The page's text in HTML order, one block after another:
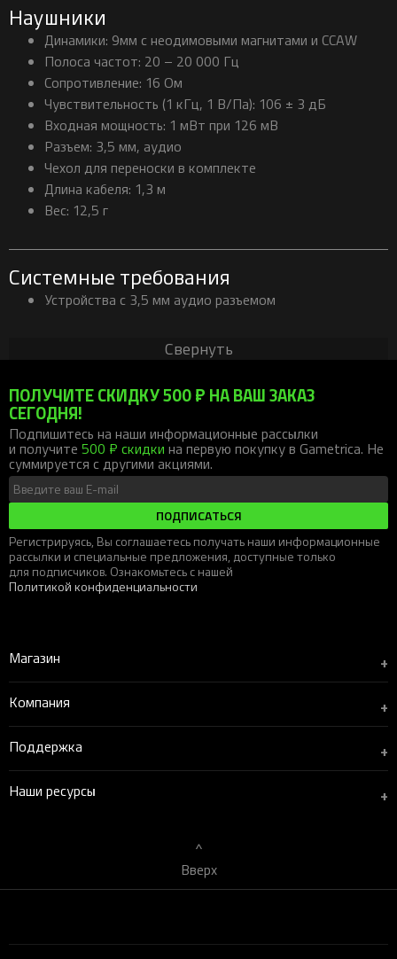
Наушники
Динамики: 9мм с неодимовыми магнитами и CCAW
Полоса частот: 20 – 20 000 Гц
Сопротивление: 16 Ом
Чувствительность (1 кГц, 1 В/Па): 106 ± 3 дБ
Входная мощность: 1 мВт при 126 мВ
Разъем: 3,5 мм, аудио
Чехол для переноски в комплекте
Длина кабеля: 1,3 м
Вес: 12,5 г
Системные требования
Устройства с 3,5 мм аудио разъемом
Свернуть
ПОЛУЧИТЕ СКИДКУ 500 ₽ НА ВАШ ЗАКАЗ
СЕГОДНЯ!
Подпишитесь на наши информационные рассылки
и получите 500 ₽ скидки на первую покупку в Gametrica. Не
суммируется с другими акциями.
ПОДПИСАТЬСЯ
Регистрируясь, Вы соглашаетесь получать наши информационные
рассылки и специальные предложения, доступные только
для подписчиков. Ознакомьтесь с нашей
Политикой конфиденциальности
Магазин +
Компания +
Поддержка +
Наши ресурсы +
Вверх